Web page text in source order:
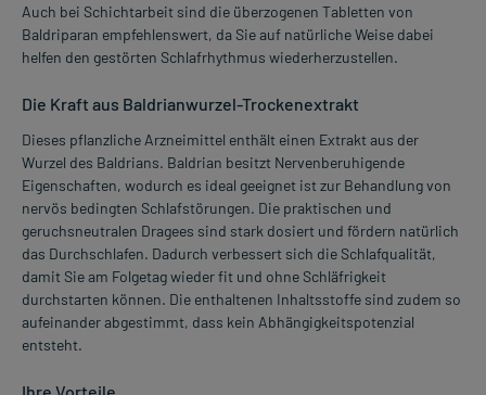
Auch bei Schichtarbeit sind die überzogenen Tabletten von
Baldriparan empfehlenswert, da Sie auf natürliche Weise dabei
helfen den gestörten Schlafrhythmus wiederherzustellen.
Die Kraft aus Baldrianwurzel-Trockenextrakt
Dieses pflanzliche Arzneimittel enthält einen Extrakt aus der
Wurzel des Baldrians. Baldrian besitzt Nervenberuhigende
Eigenschaften, wodurch es ideal geeignet ist zur Behandlung von
nervös bedingten Schlafstörungen. Die praktischen und
geruchsneutralen Dragees sind stark dosiert und fördern natürlich
das Durchschlafen. Dadurch verbessert sich die Schlafqualität,
damit Sie am Folgetag wieder fit und ohne Schläfrigkeit
durchstarten können. Die enthaltenen Inhaltsstoffe sind zudem so
aufeinander abgestimmt, dass kein Abhängigkeitspotenzial
entsteht.